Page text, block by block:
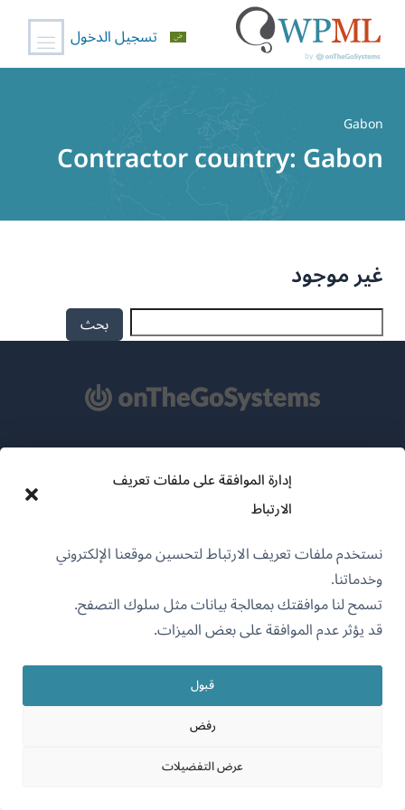
إدارة الموافقة على ملفات تعريف
الارتباط
نستخدم ملفات تعريف الارتباط لتحسين موقعنا الإلكتروني
وخدماتنا.
تسمح لنا موافقتك بمعالجة بيانات مثل سلوك التصفح.
قد يؤثر عدم الموافقة على بعض الميزات.
قبول
رفض
عرض التفضيلات
تسجيل الدخول
Gabon
Contractor country:Gabon
غير موجود
OnTheGoSystems Limited
العربية
عن WPML
سياسة GDPR والخصوصية
في
جديدة)
(يفتح
في
نافذة
جديدة)
(يفتح
نافذة
جديدة)
(يفتح
في
نافذة
جديدة)